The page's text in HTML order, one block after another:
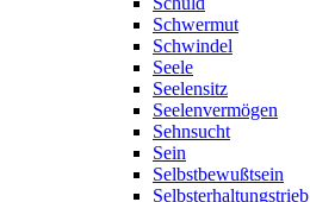
Schwermut
Schwindel
Seele
Seelensitz
Seelenvermögen
Sehnsucht
Sein
Selbstbewußtsein
Selbsterhaltungstrieb